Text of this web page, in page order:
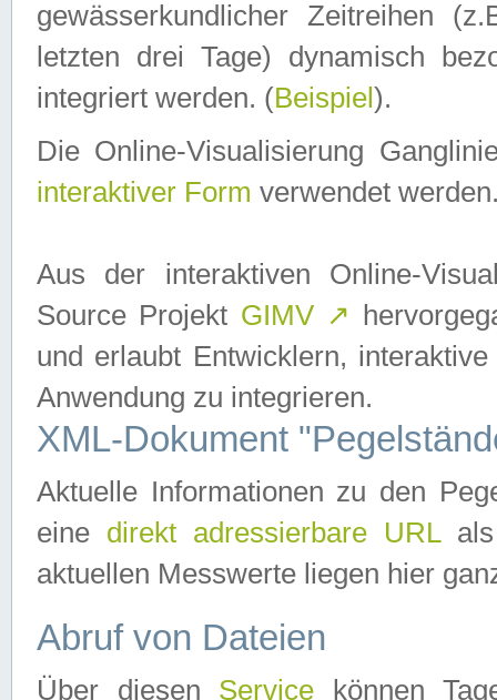
gewässerkundlicher Zeitreihen
letzten drei Tage) dynamisch
integriert werden. (Beispiel ).
Die Online-Visualisierung
interaktiver Form verwendet
Aus der interaktiven Online-
Source Projekt GIMV ↗
und erlaubt Entwicklern,
Anwendung zu integrieren.
XML-Dokument
Aktuelle Informationen zu den
eine direkt adressierbare URLals
aktuellen Messwerte liegen hier
Abruf von Dateien
Über diesen Service können